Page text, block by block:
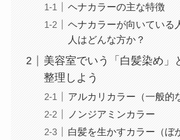
ヘナカラーの主な特徴
ヘナカラーが向いている
人はどんな方か？
美容室でいう「白髪染め」
整理しよう
アルカリカラー（一般的
ノンジアミンカラー
白髪を生かすカラー（ぼ